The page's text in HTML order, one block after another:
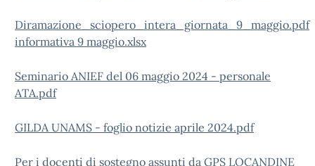
Diramazione_sciopero_intera_giornata_9_maggio.pdf
informativa 9 maggio.xlsx
Seminario ANIEF del 06 maggio 2024 - personale
ATA.pdf
GILDA UNAMS - foglio notizie aprile 2024.pdf
Per i docenti di sostegno assunti da GPS LOCANDINE